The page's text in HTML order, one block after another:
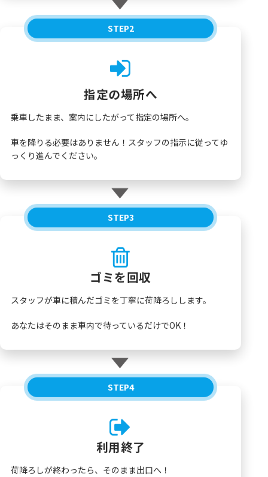
STEP2
指定の場所へ
乗車したまま、案内にしたがって指定の場所へ。
車を降りる必要はありません！スタッフの指示に従ってゆ
っくり進んでください。
STEP3
ゴミを回収
スタッフが車に積んだゴミを丁寧に荷降ろしします。
あなたはそのまま車内で待っているだけでOK！
STEP4
利用終了
荷降ろしが終わったら、そのまま出口へ！